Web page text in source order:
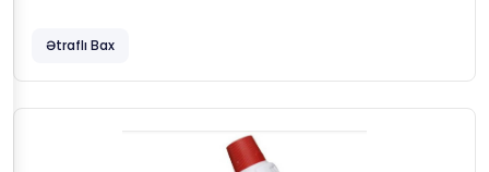
Ətraflı Bax